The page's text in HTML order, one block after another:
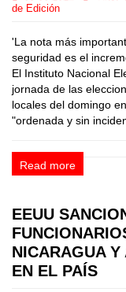
de Edición
'La nota más
seguridad es el
El Instituto Nacional
jornada de las
locales del domingo
"ordenada y sin
Read more
EEUU
NICARAGUA Y
EN EL PAÍS